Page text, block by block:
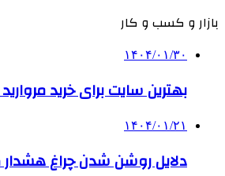
بازار و کسب و کار
۱۴۰۴/۰۱/۳۰
بهترین سایت برای خرید
۱۴۰۴/۰۱/۲۱
دلایل روشن شدن چراغ